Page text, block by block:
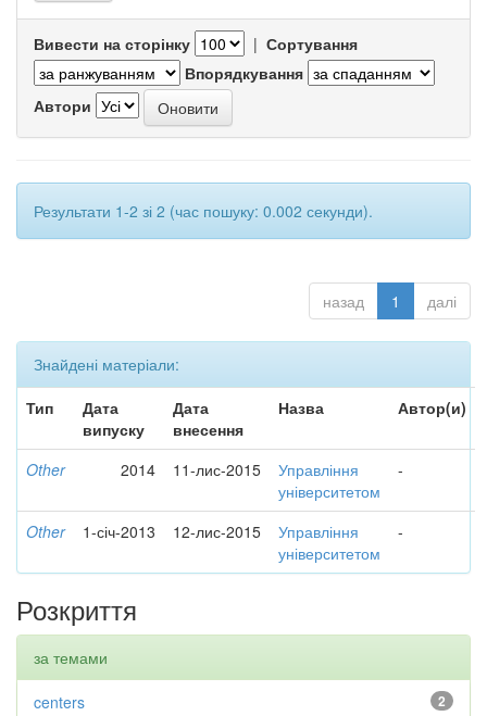
Вивести на сторінку | Сортування
Впорядкування
Автори
Результати 1-2 зі 2 (час пошуку: 0.002 секунди).
назад 1 далі
Знайдені матеріали:
Тип
Дата
випуску
Дата
внесення
Назва Автор(и)
Other 2014 11-лис-2015
Управління
університетом
-
Other 1-січ-2013 12-лис-2015
Управління
університетом
-
Розкриття
за темами
2
centers